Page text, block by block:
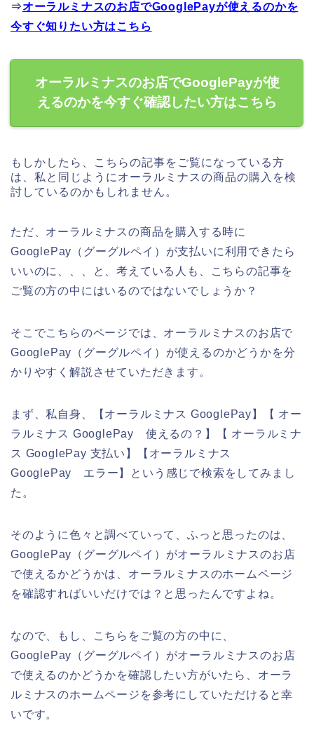
⇒オーラルミナスのお店でGooglePayが使えるのかを
今すぐ知りたい方はこちら
オーラルミナスのお店でGooglePayが使
えるのかを今すぐ確認したい方はこちら
もしかしたら、こちらの記事をご覧になっている方
は、私と同じようにオーラルミナスの商品の購入を検
討しているのかもしれません。
ただ、オーラルミナスの商品を購入する時に
GooglePay（グーグルペイ）が支払いに利用できたら
いいのに、、、と、考えている人も、こちらの記事を
ご覧の方の中にはいるのではないでしょうか？
そこでこちらのページでは、オーラルミナスのお店で
GooglePay（グーグルペイ）が使えるのかどうかを分
かりやすく解説させていただきます。
まず、私自身、【オーラルミナス GooglePay】【 オー
ラルミナス GooglePay 使えるの？】【 オーラルミナ
ス GooglePay 支払い】【オーラルミナス
GooglePay エラー】という感じで検索をしてみまし
た。
そのように色々と調べていって、ふっと思ったのは、
GooglePay（グーグルペイ）がオーラルミナスのお店
で使えるかどうかは、オーラルミナスのホームページ
を確認すればいいだけでは？と思ったんですよね。
なので、もし、こちらをご覧の方の中に、
GooglePay（グーグルペイ）がオーラルミナスのお店
で使えるのかどうかを確認したい方がいたら、オーラ
ルミナスのホームページを参考にしていただけると幸
いです。